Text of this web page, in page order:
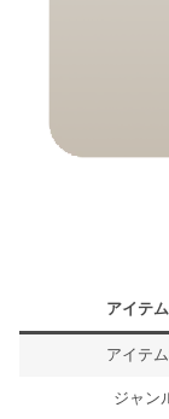
アイテ
アイテ
ジャン